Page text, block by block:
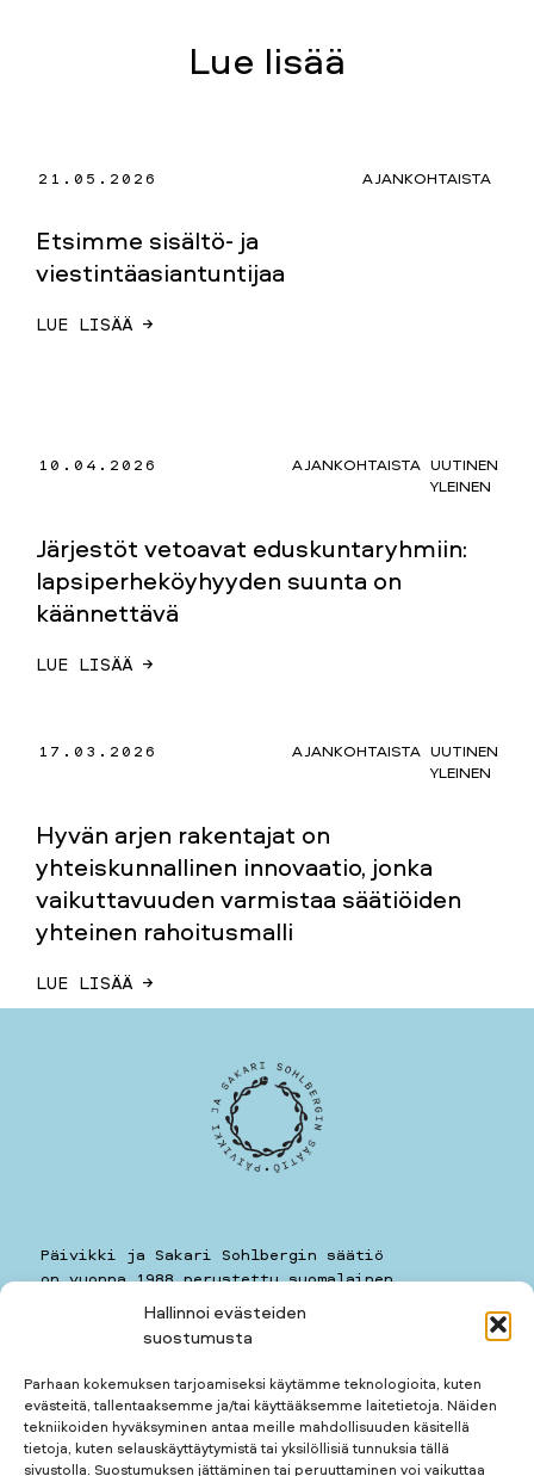
Hallinnoi evästeiden
suostumusta
Parhaan kokemuksen tarjoamiseksi käytämme teknologioita, kuten
evästeitä, tallentaaksemme ja/tai käyttääksemme laitetietoja. Näiden
tekniikoiden hyväksyminen antaa meille mahdollisuuden käsitellä
tietoja, kuten selauskäyttäytymistä tai yksilöllisiä tunnuksia tällä
sivustolla. Suostumuksen jättäminen tai peruuttaminen voi vaikuttaa
Lue lisää
21.05.2026 AJANKOHTAISTA
Etsimme sisältö- ja
viestintäasiantuntijaa
LUE LISÄÄ →
10.04.2026 AJANKOHTAISTA UUTINEN
YLEINEN
Järjestöt vetoavat eduskuntaryhmiin:
lapsiperheköyhyyden suunta on
käännettävä
LUE LISÄÄ →
17.03.2026 AJANKOHTAISTA UUTINEN
YLEINEN
Hyvän arjen rakentajat on
yhteiskunnallinen innovaatio, jonka
vaikuttavuuden varmistaa säätiöiden
yhteinen rahoitusmalli
LUE LISÄÄ →
Päivikki ja Sakari Sohlbergin säätiö
on vuonna 1988 perustettu suomalainen
yleishyödyllinen säätiö.
Kauppiaankatu 11 A 7
00160 HELSINKI
puhelin: 050 5781259
kotimuseon puhelin: 050 3677123